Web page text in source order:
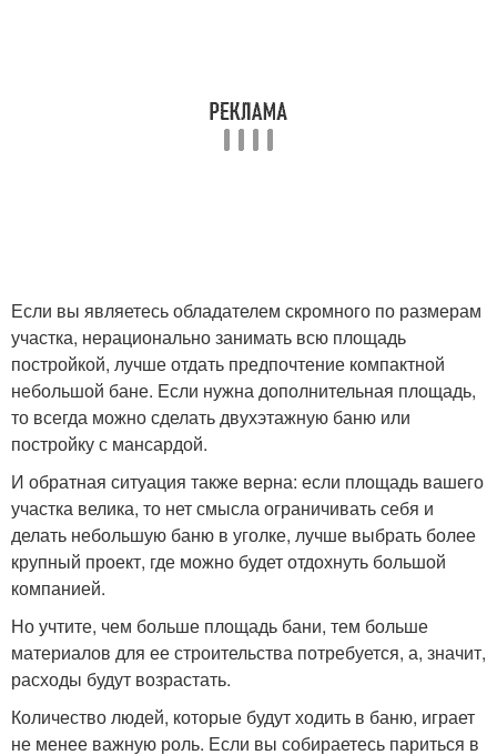
Если вы являетесь обладателем скромного по размерам
участка, нерационально занимать всю площадь
постройкой, лучше отдать предпочтение компактной
небольшой бане. Если нужна дополнительная площадь,
то всегда можно сделать двухэтажную баню или
постройку с мансардой.
И обратная ситуация также верна: если площадь вашего
участка велика, то нет смысла ограничивать себя и
делать небольшую баню в уголке, лучше выбрать более
крупный проект, где можно будет отдохнуть большой
компанией.
Но учтите, чем больше площадь бани, тем больше
материалов для ее строительства потребуется, а, значит,
расходы будут возрастать.
Количество людей, которые будут ходить в баню, играет
не менее важную роль. Если вы собираетесь париться в